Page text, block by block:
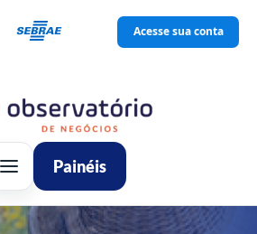
Acesse sua conta
Painéis